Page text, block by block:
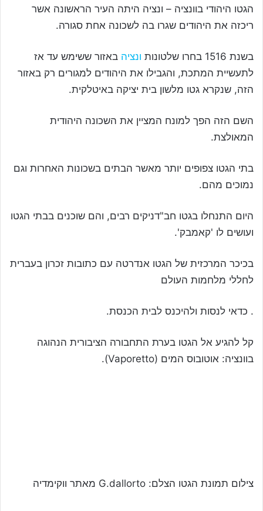
הגטו היהודי בוונציה – ונציה היתה העיר הראשונה אשר
ריכזה את היהודים שגרו בה לשכונה אחת סגורה.
בשנת 1516 בחרו שלטונות ונציה באזור ששימש עד אז
לתעשיית המתכת, והגבילו את היהודים למגורים רק באזור
הזה, שנקרא גטו מלשון בית יציקה באיטלקית.
השם הזה הפך למונח המציין את השכונה היהודית
המאולצת.
בתי הגטו צפופים יותר מאשר הבתים בשכונות האחרות וגם
נמוכים מהם.
היום התנחלו בגטו חב"דניקים רבים, והם שוכנים בבתי הגטו
ועושים לו 'קאמבק'.
בכיכר המרכזית של הגטו אנדרטה עם כתובות זכרון בעברית
לחללי מלחמות העולם
. כדאי לנסות ולהיכנס לבית הכנסת.
קל להגיע אל הגטו בערת התחבורה הציבורית הנהוגה
בוונציה: אוטובוס המים (Vaporetto).
צילום תמונת הגטו הצלם: G.dallorto מאתר ווקימדיה